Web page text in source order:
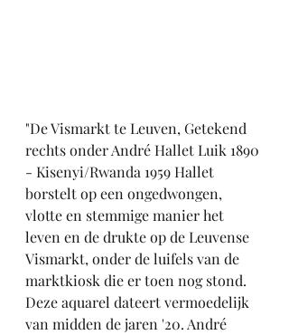
"De Vismarkt te Leuven, Getekend
rechts onder André Hallet Luik 1890
- Kisenyi/Rwanda 1959 Hallet
borstelt op een ongedwongen,
vlotte en stemmige manier het
leven en de drukte op de Leuvense
Vismarkt, onder de luifels van de
marktkiosk die er toen nog stond.
Deze aquarel dateert vermoedelijk
van midden de jaren '20. André